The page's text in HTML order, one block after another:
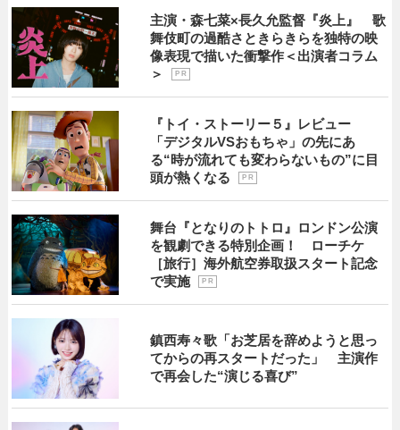
主演・森七菜×長久允監督『炎上』 歌
舞伎町の過酷さときらきらを独特の映
像表現で描いた衝撃作＜出演者コラム
＞
P R
『トイ・ストーリー５』レビュー
「デジタルVSおもちゃ」の先にあ
る“時が流れても変わらないもの”に目
頭が熱くなる
P R
舞台『となりのトトロ』ロンドン公演
を観劇できる特別企画！ ローチケ
［旅行］海外航空券取扱スタート記念
で実施
P R
鎮西寿々歌「お芝居を辞めようと思っ
てからの再スタートだった」 主演作
で再会した“演じる喜び”